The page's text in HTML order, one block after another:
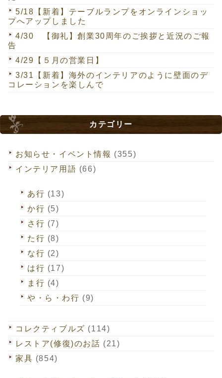
5/18【新着】テーブルランプをオンラインショッ
プへアップしました
4/30 【御礼】創業30周年のご挨拶と近況のご報
告
4/29【５月の営業日】
3/31【新着】海外のインテリアのように壁面のデ
コレーションを楽しんで
カテゴリー
お知らせ・イベント情報 (355)
インテリア用語 (66)
あ行 (13)
か行 (5)
さ行 (7)
た行 (8)
な行 (2)
は行 (17)
ま行 (4)
や・ら・わ行 (9)
コレクティブルズ (114)
レストア(修復)のお話 (21)
家具 (854)